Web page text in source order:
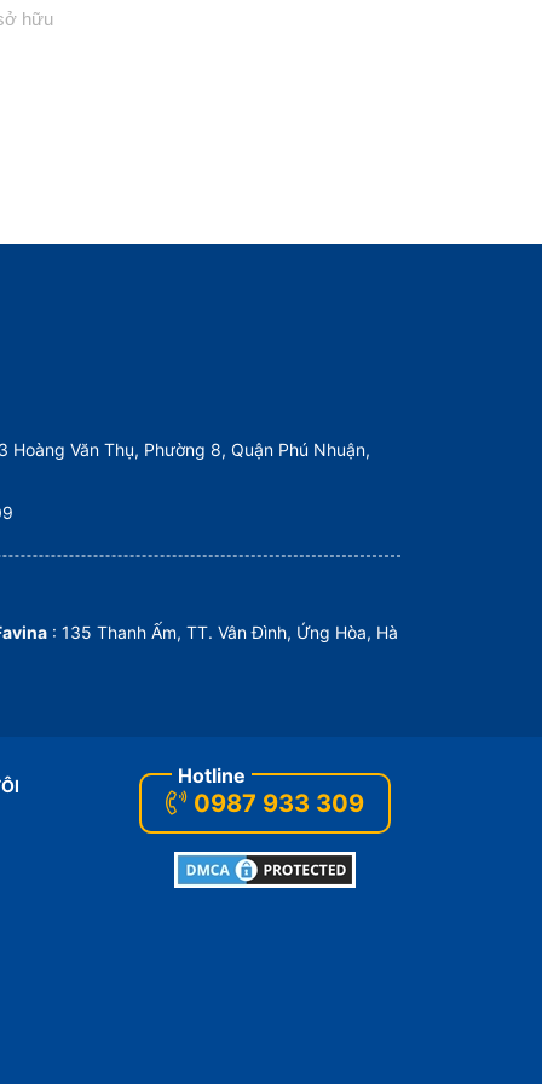
hữu
Hoàng Văn Thụ, Phường 8, Quận Phú Nhuận,
: 135 Thanh Ấm, TT. Vân Đình, Ứng Hòa, Hà
0987 933 309